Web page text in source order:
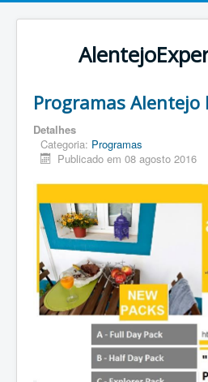
Programas Alentejo
Detalhes
Categoria: Programas
Publicado em 08 agosto 2016